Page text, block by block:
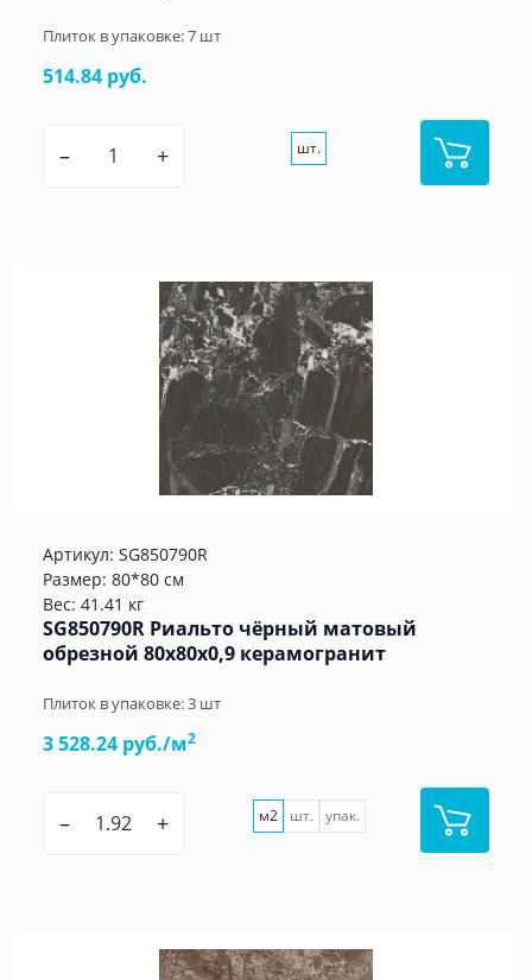
Плиток в упаковке:7 шт
514.84 руб.
– + шт.
Артикул: SG850790R
Размер: 80*80 см
Вес: 41.41 кг
SG850790R Риальто чёрный матовый
обрезной 80x80x0,9 керамогранит
Плиток в упаковке:3 шт
3 528.24 руб./м2
– + м2 шт. упак.